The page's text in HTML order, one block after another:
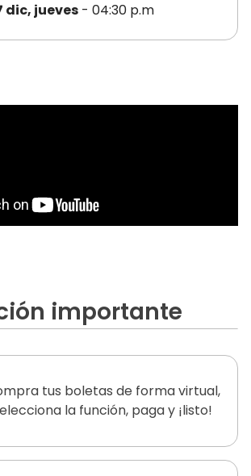
dic, jueves - 04:30 p.m
importante
tus boletas de forma virtual,
la función, paga y ¡listo!